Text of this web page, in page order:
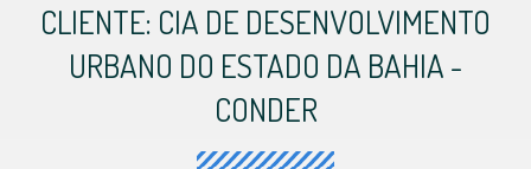
CLIENTE: CIA DE DESENVOLVIMENTO
URBANO DO ESTADO DA BAHIA -
CONDER